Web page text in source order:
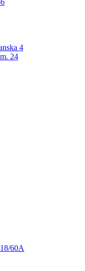
4
24
60A